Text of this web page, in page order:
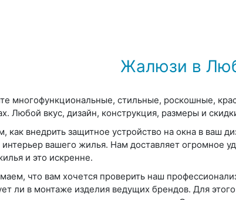
Жалюзи в
многофункциональные, стильные, роскошные,
Любой вкус, дизайн, конструкция, размеры и
как внедрить защитное устройство на окна в ваш
вашего жилья. Нам доставляет огромное
и это искренне.
что вам хочется проверить наш
ли в монтаже изделия ведущих брендов. Для